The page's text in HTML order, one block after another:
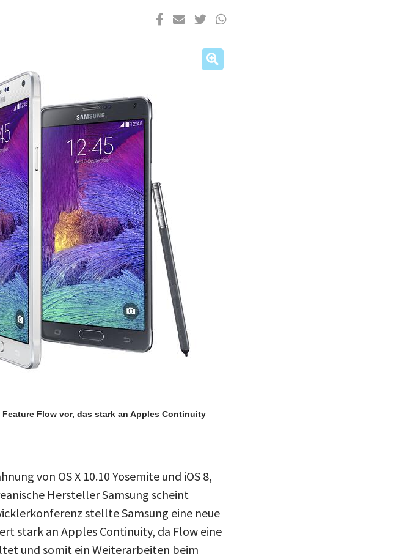
Flow vor, das stark an Apples Continuity
von OS X 10.10 Yosemite und iOS 8,
Hersteller Samsung scheint
stellte Samsung eine neue
stark an Apples Continuity, da Flow eine
und somit ein Weiterarbeiten beim